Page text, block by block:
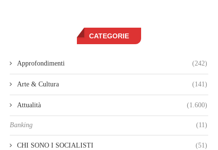
CATEGORIE
Approfondimenti (242)
Arte & Cultura (141)
Attualità (1.600)
Banking (11)
CHI SONO I SOCIALISTI (51)